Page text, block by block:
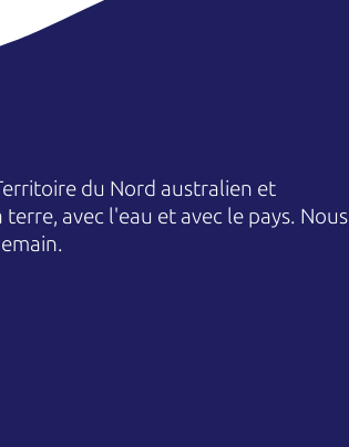
du Nord australien et
avec l'eau et avec le pays. Nous